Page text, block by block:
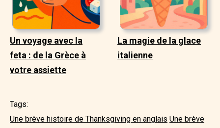
Un voyage avec la
feta : de la Grèce à
votre assiette
La magie de la glace
italienne
Tags:
Une brève histoire de Thanksgiving en anglais Une brève